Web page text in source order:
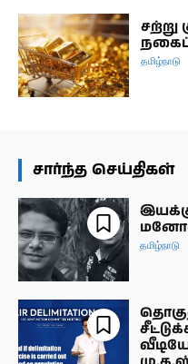
தமிழ்நாடு
சார்ந்த செய்திகள்
தமிழ்நாடு